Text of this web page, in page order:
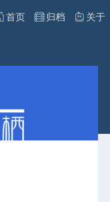
首页 归档 关于